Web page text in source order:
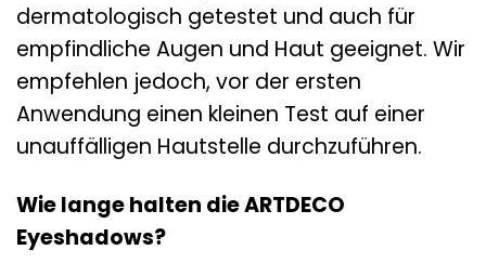
dermatologisch getestet und auch für
empfindliche Augen und Haut geeignet. Wir
empfehlen jedoch, vor der ersten
Anwendung einen kleinen Test auf einer
unauffälligen Hautstelle durchzuführen.
Wie lange halten die ARTDECO
Eyeshadows?